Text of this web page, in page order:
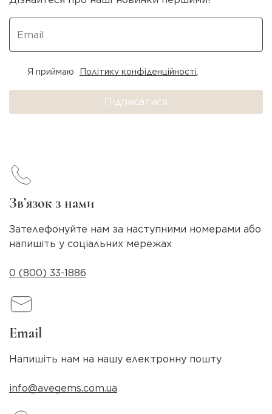
Підписатися
Я приймаю Політику конфіденційності.
Зв’язок з нами
Зателефонуйте нам за наступними номерами або
напишіть у соціальних мережах
0 (800) 33-1886
Email
Напишіть нам на нашу електронну пошту
info@avegems.com.ua